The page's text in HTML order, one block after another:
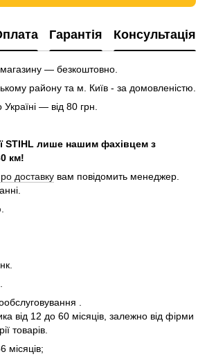
Гарантія Консультація
— безкоштовно.
району та м. Київ - за домовленістю.
— від 80 грн.
STIHL лише нашим фахівцем з
км!
доставку вам повідомить менеджер.
.
від 12 до 60 місяців, залежно від фірми
товарів.
місяців;